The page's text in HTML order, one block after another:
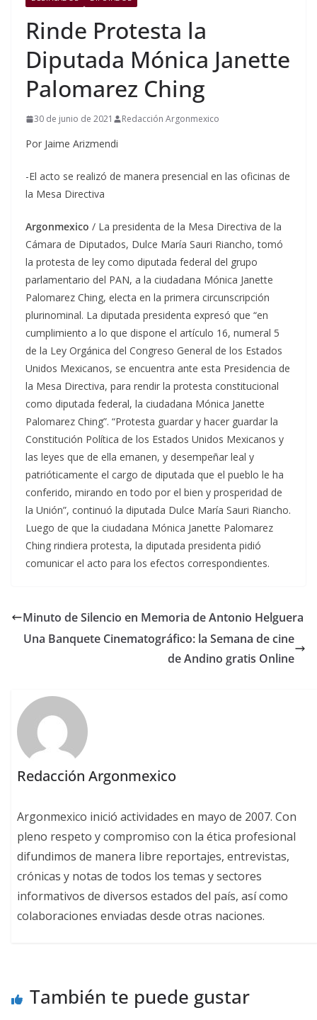
Rinde Protesta la
Diputada Mónica Janette
Palomarez Ching
30 de junio de 2021 Redacción Argonmexico
Por Jaime Arizmendi
-El acto se realizó de manera presencial en las oficinas de
la Mesa Directiva
Argonmexico / La presidenta de la Mesa Directiva de la
Cámara de Diputados, Dulce María Sauri Riancho, tomó
la protesta de ley como diputada federal del grupo
parlamentario del PAN, a la ciudadana Mónica Janette
Palomarez Ching, electa en la primera circunscripción
plurinominal. La diputada presidenta expresó que “en
cumplimiento a lo que dispone el artículo 16, numeral 5
de la Ley Orgánica del Congreso General de los Estados
Unidos Mexicanos, se encuentra ante esta Presidencia de
la Mesa Directiva, para rendir la protesta constitucional
como diputada federal, la ciudadana Mónica Janette
Palomarez Ching”. “Protesta guardar y hacer guardar la
Constitución Política de los Estados Unidos Mexicanos y
las leyes que de ella emanen, y desempeñar leal y
patrióticamente el cargo de diputada que el pueblo le ha
conferido, mirando en todo por el bien y prosperidad de
la Unión”, continuó la diputada Dulce María Sauri Riancho.
Luego de que la ciudadana Mónica Janette Palomarez
Ching rindiera protesta, la diputada presidenta pidió
comunicar el acto para los efectos correspondientes.
Minuto de Silencio en Memoria de Antonio Helguera
Una Banquete Cinematográfico: la Semana de cine
de Andino gratis Online
Redacción Argonmexico
Argonmexico inició actividades en mayo de 2007. Con
pleno respeto y compromiso con la ética profesional
difundimos de manera libre reportajes, entrevistas,
crónicas y notas de todos los temas y sectores
informativos de diversos estados del país, así como
colaboraciones enviadas desde otras naciones.
También te puede gustar